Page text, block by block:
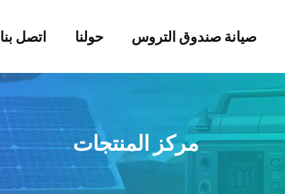
صيانة صندوق التروس حولنا اتصل بنا
مركز المنتجات